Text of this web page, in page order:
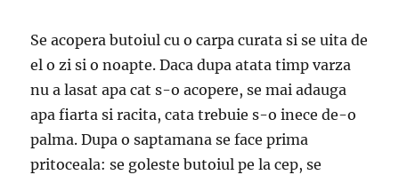
Se acopera butoiul cu o carpa curata si se uita de
el o zi si o noapte. Daca dupa atata timp varza
nu a lasat apa cat s-o acopere, se mai adauga
apa fiarta si racita, cata trebuie s-o inece de-o
palma. Dupa o saptamana se face prima
pritoceala: se goleste butoiul pe la cep, se